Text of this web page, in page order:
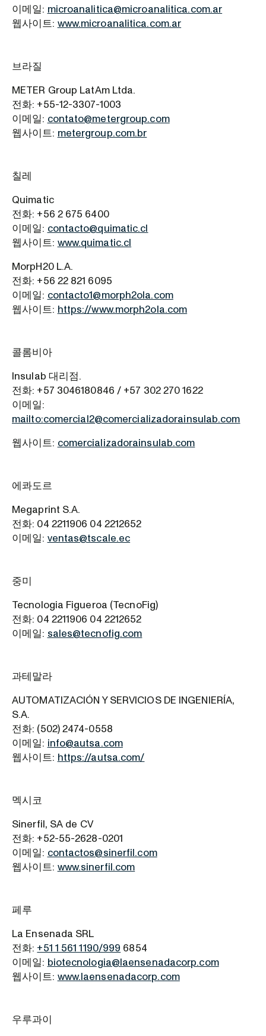
이메일: microanalitica@microanalitica.com.ar
웹사이트: www.microanalitica.com.ar
브라질
METER Group LatAm Ltda.
전화: +55-12-3307-1003
이메일: contato@metergroup.com
웹사이트: metergroup.com.br
칠레
Quimatic
전화: +56 2 675 6400
이메일: contacto@quimatic.cl
웹사이트: www.quimatic.cl
MorpH20 L.A.
전화: +56 22 821 6095
이메일: contacto1@morph2ola.com
웹사이트: https://www.morph2ola.com
콜롬비아
Insulab 대리점.
전화: +57 3046180846 / +57 302 270 1622
이메일:
mailto:comercial2@comercializadorainsulab.com
웹사이트: comercializadorainsulab.com
에콰도르
Megaprint S.A.
전화: 04 2211906 04 2212652
이메일: ventas@tscale.ec
중미
Tecnologia Figueroa (TecnoFig)
전화: 04 2211906 04 2212652
이메일: sales@tecnofig.com
과테말라
AUTOMATIZACIÓN Y SERVICIOS DE INGENIERÍA,
S.A.
전화: (502) 2474-0558
이메일: info@autsa.com
웹사이트: https://autsa.com/
멕시코
Sinerfil, SA de CV
전화: +52-55-2628-0201
이메일: contactos@sinerfil.com
웹사이트: www.sinerfil.com
페루
La Ensenada SRL
전화: +51 1 561 1190/999 6854
이메일: biotecnologia@laensenadacorp.com
웹사이트: www.laensenadacorp.com
우루과이